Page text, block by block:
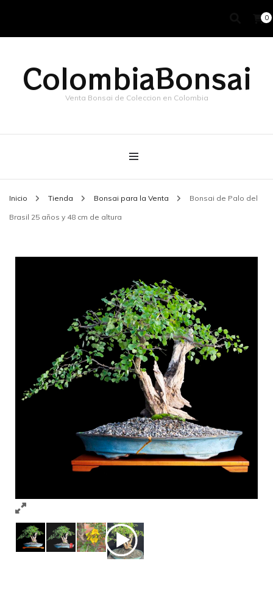
0
ColombiaBonsai
Venta Bonsai de Coleccion en Colombia
Inicio Tienda Bonsai para la Venta Bonsai de Palo del
Brasil 25 años y 48 cm de altura